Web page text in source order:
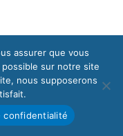
assurer que vous
sur notre site
nous supposerons
confidentialité